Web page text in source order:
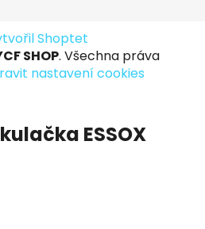
Shoptet
SHOP. Všechna práva
nastavení cookies
ESSOX